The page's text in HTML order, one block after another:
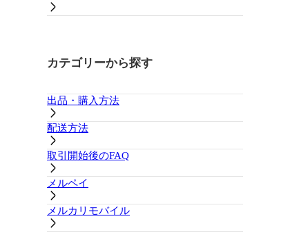
カテゴリーから探す
出品・購入方法
配送方法
取引開始後のFAQ
メルペイ
メルカリモバイル